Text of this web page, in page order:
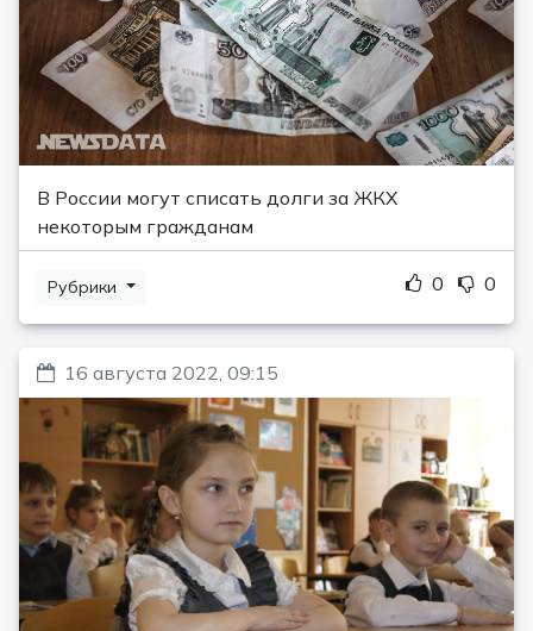
В России могут списать долги за ЖКХ
некоторым гражданам
Рубрики 0 0
16 августа 2022, 09:15